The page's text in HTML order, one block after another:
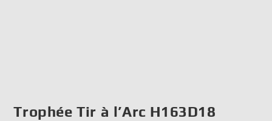
Trophée Tir à l’Arc H163D18